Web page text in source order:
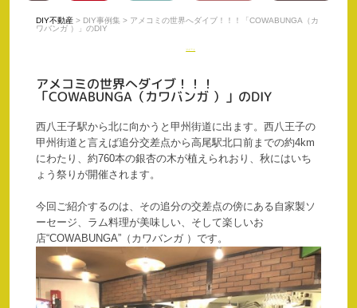
DIY不動産> DIY事例集> アメコミの世界へダイブ！！！「COWABUNGA（カ
ワバンガ ）」のDIY
ツイート
アメコミの世界へダイブ！！！
「COWABUNGA（カワバンガ ）」のDIY
西八王子駅から北に向かうと甲州街道に出ます。西八王子の
甲州街道と言えば追分交差点から高尾駅北口前までの約4km
にわたり、約760本の銀杏の木が植えられおり、秋にはいち
ょう祭りが開催されます。
今回ご紹介するのは、その追分の交差点の傍にある自家製ソ
ーセージ、ラム料理が美味しい、そして楽しいお
店“COWABUNGA”（カワバンガ ）です。